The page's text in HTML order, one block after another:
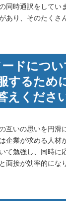
同時通訳をしてい
あり、そのたくさ
ドにつ
するため
くださ
互いの思いを円滑
企業が求める人材
て勉強し、同時に
面接が効率的にな